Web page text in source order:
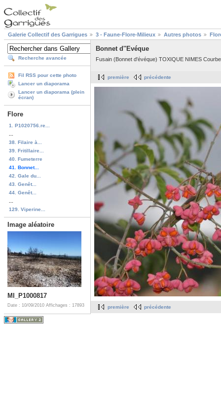
Galerie Collectif des Garrigues 3 - Faune-Flore-Milieux Autres photos
Recherche avancée
Fil RSS pour cette photo
Lancer un diaporama
Lancer un diaporama (plein
écran)
Flore
1. P1020756.re...
38. Filaire à...
39. Fritillaire...
40. Fumeterre
41. Bonnet...
42. Gale du...
43. Genêt...
44. Genêt...
129. Viperine...
Image aléatoire
MI_P1000817
Date : 10/09/2010 Affichages : 17893
Bonnet d''Evéque
Fusain (Bonnet d'évéque) TOXIQUE NIMES
première précédente
première précédente